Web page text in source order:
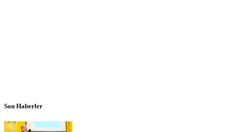
Son Haberler